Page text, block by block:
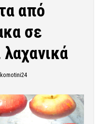
από
σε
komotini24